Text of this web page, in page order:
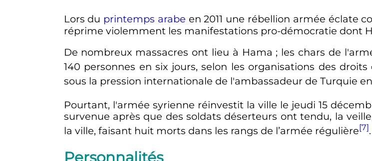
Lors du printemps arabe en 2011 une rébellion armée éclate
réprime violemment les manifestations pro-démocratie dont
De nombreux massacres ont lieu à Hama ; les chars de
140 personnes en six jours, selon les organisations des
sous la pression internationale de l'ambassadeur de Turquie
Pourtant, l'armée syrienne réinvestit la ville le jeudi 15
survenue après que des soldats déserteurs ont tendu, la
la ville, faisant huit morts dans les rangs de l’armée régulière[7].
Personnalités